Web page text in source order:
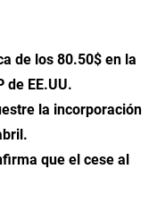
de los 80.50$ en la
de EE.UU.
la incorporación
que el cese al